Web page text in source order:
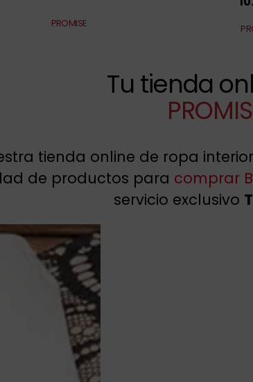
PROMISE
Tu tienda
tienda online de ropa
de productos para comprar
servicio exclusivo